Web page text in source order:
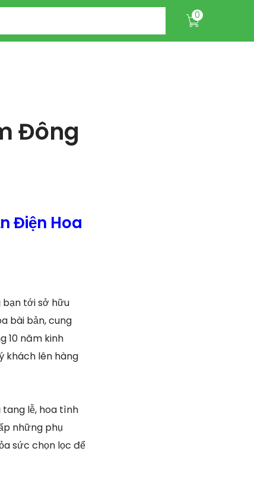
0
Đông
Điện Hoa
tới sở hữu
bài bản, cung
10 năm kinh
khách lên hàng
tang lễ, hoa tình
những phụ
sức chọn lọc để